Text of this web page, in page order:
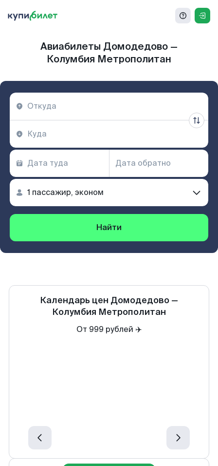
Авиабилеты Домодедово —
Колумбия Метрополитан
Найти
Календарь цен Домодедово —
Колумбия Метрополитан
От 999 рублей ✈️